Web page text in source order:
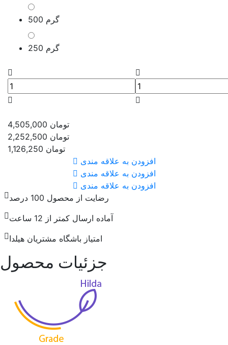
500 گرم
250 گرم
4,505,000 تومان
2,252,500 تومان
1,126,250 تومان
افزودن به علاقه مندی
افزودن به علاقه مندی
افزودن به علاقه مندی
رضایت از محصول 100 درصد
آماده ارسال کمتر از 12 ساعت
امتیاز باشگاه مشتریان هیلدا
جزئیات محصول